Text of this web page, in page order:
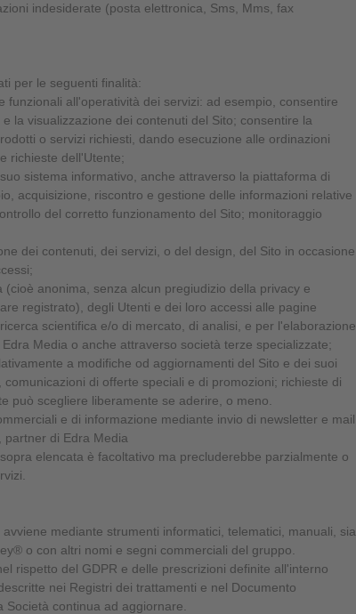
indesiderate (posta elettronica, Sms, Mms, fax
per le seguenti finalità:
funzionali all'operatività dei servizi: ad esempio, consentire
la visualizzazione dei contenuti del Sito; consentire la
o servizi richiesti, dando esecuzione alle ordinazioni
richieste dell'Utente;
sistema informativo, anche attraverso la piattaforma di
acquisizione, riscontro e gestione delle informazioni relative
del corretto funzionamento del Sito; monitoraggio
dei contenuti, dei servizi, o del design, del Sito in occasione
anonima, senza alcun pregiudizio della privacy e
registrato), degli Utenti e dei loro accessi alle pagine
scientifica e/o di mercato, di analisi, e per l'elaborazione
Media o anche attraverso società terze specializzate;
a modifiche od aggiornamenti del Sito e dei suoi
di offerte speciali e di promozioni; richieste di
può scegliere liberamente se aderire, o meno.
e di informazione mediante invio di newsletter e mail
partner di Edra Media
elencata è facoltativo ma precluderebbe parzialmente o
mediante strumenti informatici, telematici, manuali, sia
o con altri nomi e segni commerciali del gruppo.
rispetto del GDPR e delle prescrizioni definite all'interno
nei Registri dei trattamenti e nel Documento
continua ad aggiornare.